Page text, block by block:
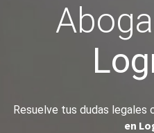
Resuelve tus dudas legales
en